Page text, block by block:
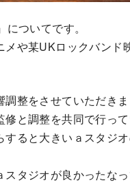
ついてです。
や某UKロックバンド
整をさせていただきま
と調整を共同で行って
ると大きいａスタジ
タジオが良かったな